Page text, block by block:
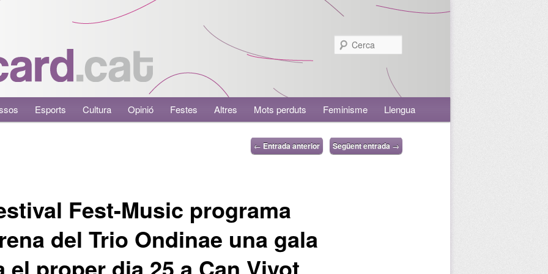
Esports Cultura Opinió Festes Altres Mots perduts Feminisme Llengua
← Entrada anterior Següent entrada →
Fest-Music programa
del Trio Ondinae una gala
el proper dia 25 a Can Vivot